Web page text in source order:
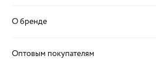
О бренде
Оптовым покупателям